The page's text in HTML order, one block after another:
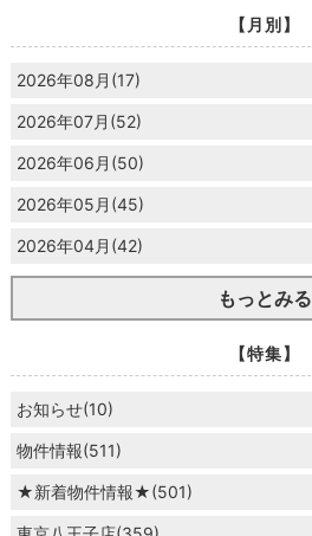
【月別】
2026年08月(17)
2026年07月(52)
2026年06月(50)
2026年05月(45)
2026年04月(42)
もっとみる
【特集】
お知らせ(10)
物件情報(511)
★新着物件情報★(501)